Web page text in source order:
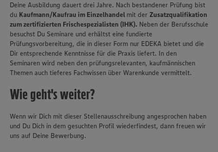
Wir setzen Cookies und andere Technologien ein, um Ihnen
Deine Ausbildung dauert drei Jahre. Nach bestandener Prüfung bist
du Kaufmann/Kaufrau im Einzelhandel mit der Zusatzqualifikation
zum zertifizierten Frischespezialisten (IHK). Neben der Berufsschule
besuchst Du Seminare und erhältst eine fundierte
Prüfungsvorbereitung, die in dieser Form nur EDEKA bietet und die
Dir entsprechende Kenntnisse für die Praxis liefert. In den
Seminaren wird neben den prüfungsrelevanten, kaufmännischen
Themen auch tieferes Fachwissen über Warenkunde vermittelt.
Wie geht's weiter?
Wenn wir Dich mit dieser Stellenausschreibung angesprochen haben
und Du Dich in dem gesuchten Profil wiederfindest, dann freuen wir
uns auf Deine Bewerbung.